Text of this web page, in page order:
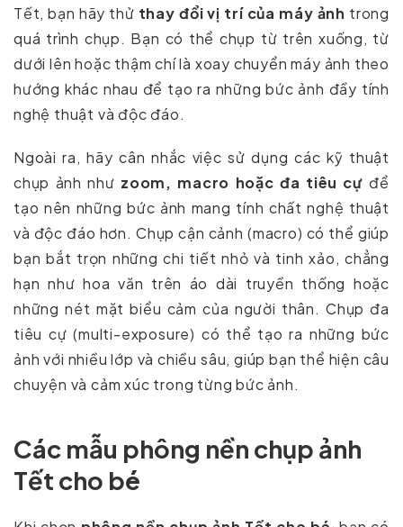
Tết, bạn hãy thử thay đổi vị trí của máy ảnh trong
quá trình chụp. Bạn có thể chụp từ trên xuống, từ
dưới lên hoặc thậm chí là xoay chuyển máy ảnh theo
hướng khác nhau để tạo ra những bức ảnh đầy tính
nghệ thuật và độc đáo.
Ngoài ra, hãy cân nhắc việc sử dụng các kỹ thuật
chụp ảnh như zoom, macro hoặc đa tiêu cự để
tạo nên những bức ảnh mang tính chất nghệ thuật
và độc đáo hơn. Chụp cận cảnh (macro) có thể giúp
bạn bắt trọn những chi tiết nhỏ và tinh xảo, chẳng
hạn như hoa văn trên áo dài truyền thống hoặc
những nét mặt biểu cảm của người thân. Chụp đa
tiêu cự (multi-exposure) có thể tạo ra những bức
ảnh với nhiều lớp và chiều sâu, giúp bạn thể hiện câu
chuyện và cảm xúc trong từng bức ảnh.
Các mẫu phông nền chụp ảnh
Tết cho bé